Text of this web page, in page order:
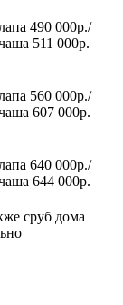
490 000р./
511 000р.
560 000р./
607 000р.
640 000р./
644 000р.
сруб дома